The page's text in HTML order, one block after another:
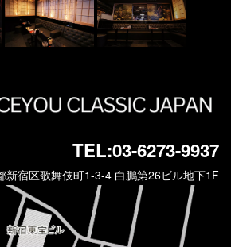
TEL:03-6273-9937
新宿区歌舞伎町1-3-4 白鵬第26ビル地下1F